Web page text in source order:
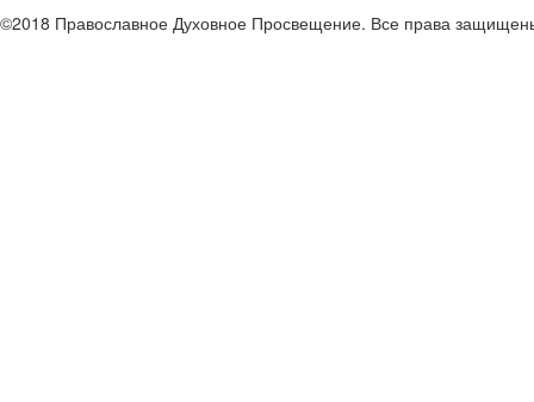
©2018 Православное Духовное Просвещение. Все права